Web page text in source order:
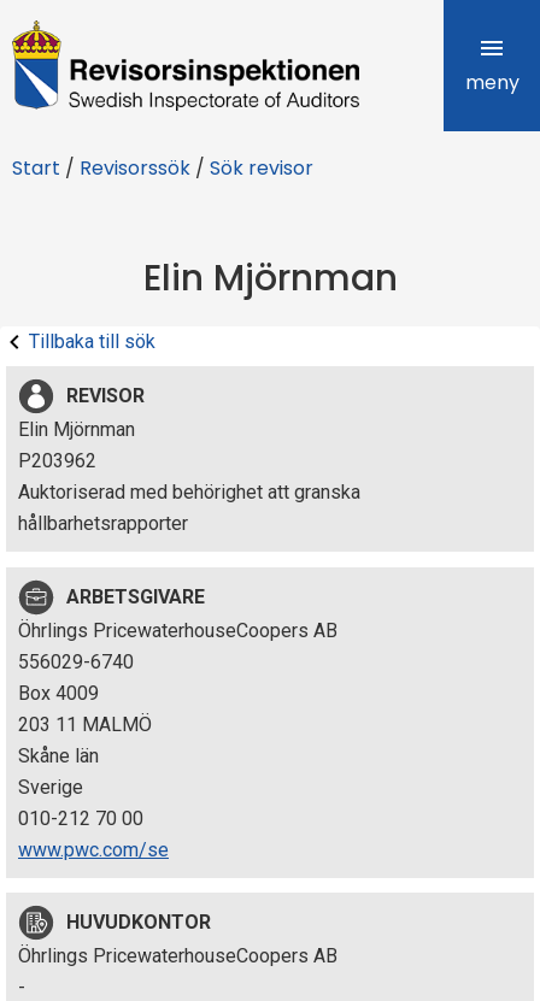
R
e
i
r
s
i
n
s
p
e
k
t
i
o
n
e
n
meny
Start / Revisorssök / Sök revisor
Elin Mjörnman
Tillbaka till sök
REVISOR
Elin Mjörnman
P203962
Auktoriserad med behörighet att granska
hållbarhetsrapporter
ARBETSGIVARE
Öhrlings PricewaterhouseCoopers AB
556029-6740
Box 4009
203 11 MALMÖ
Skåne län
Sverige
010-212 70 00
www.pwc.com/se
HUVUDKONTOR
Öhrlings PricewaterhouseCoopers AB
-